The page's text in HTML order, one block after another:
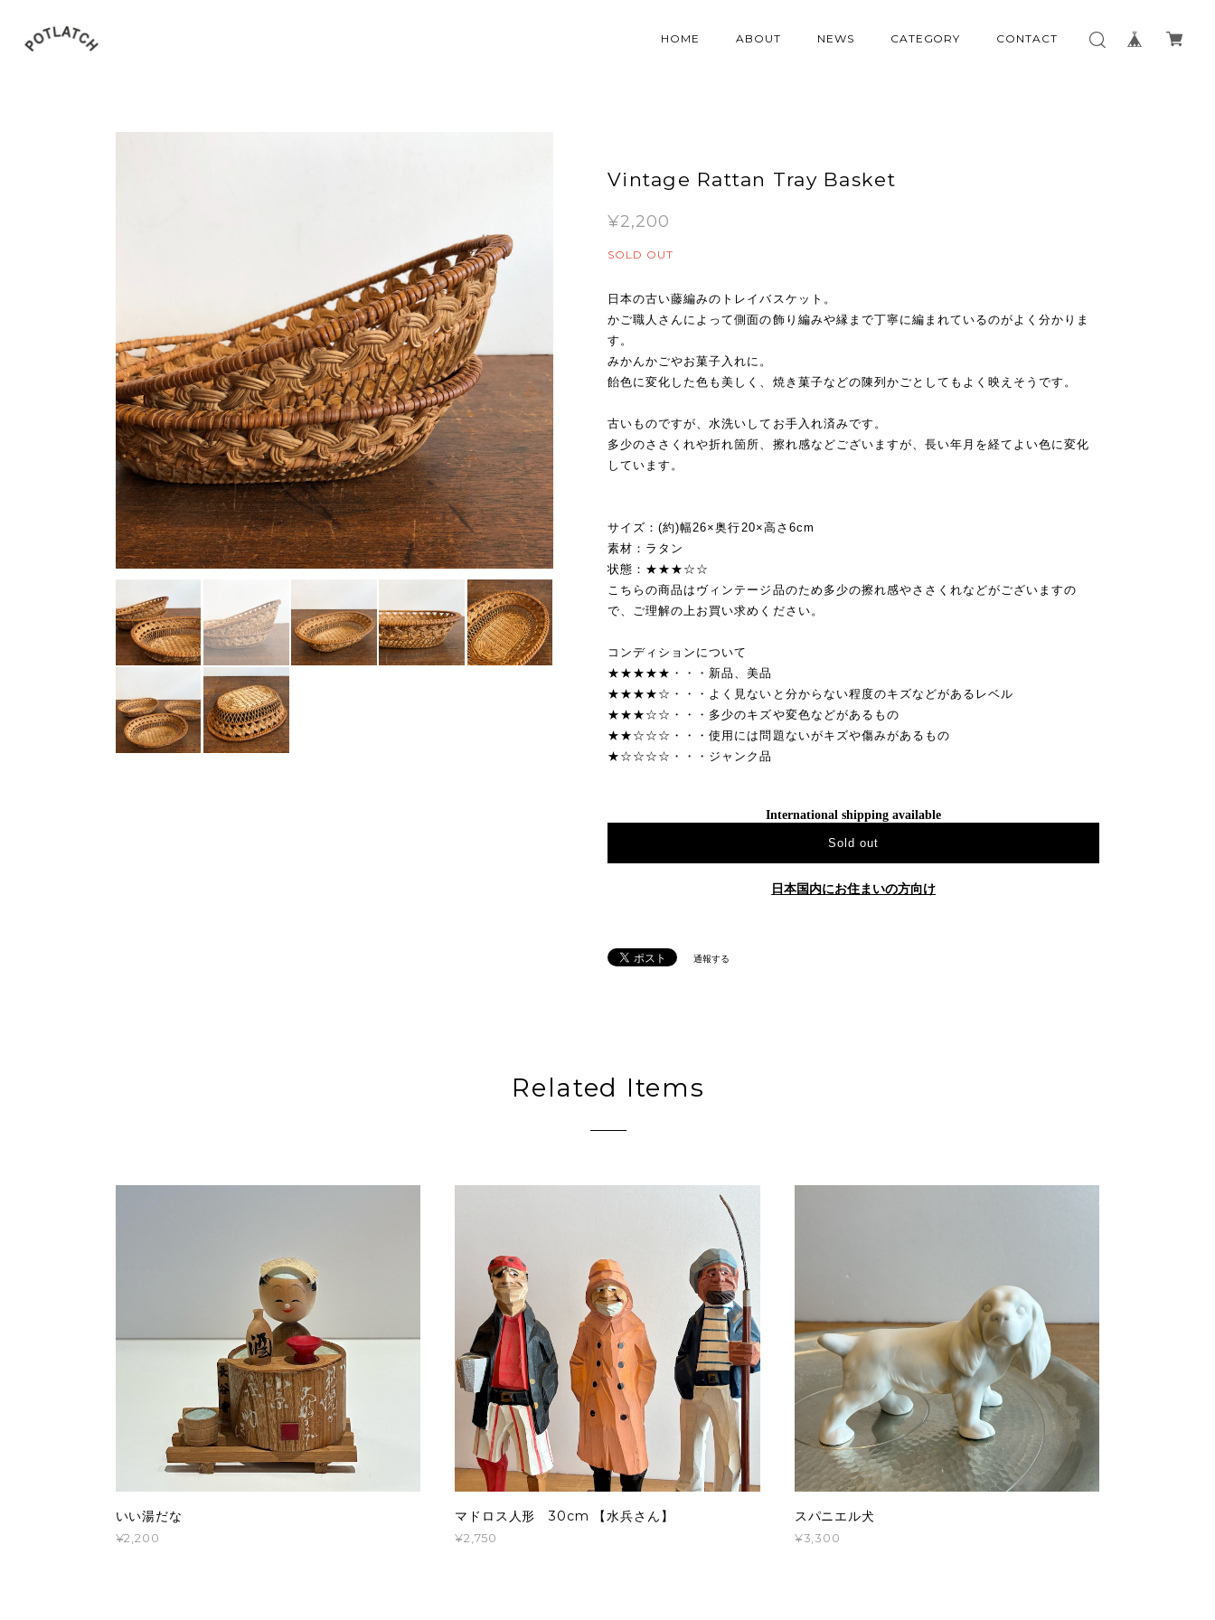
HOME ABOUT NEWS CATEGORY CONTACT
Vintage Rattan Tray Basket
¥2,200
SOLD OUT
日本の古い藤編みのトレイバスケット。
かご職人さんによって側面の飾り編みや縁まで丁寧に編まれているのがよく分かりま
す。
みかんかごやお菓子入れに。
飴色に変化した色も美しく、焼き菓子などの陳列かごとしてもよく映えそうです。
古いものですが、水洗いしてお手入れ済みです。
多少のささくれや折れ箇所、擦れ感などございますが、長い年月を経てよい色に変化
しています。
サイズ：(約)幅26×奥行20×高さ6cm
素材：ラタン
状態：★★★☆☆
こちらの商品はヴィンテージ品のため多少の擦れ感やささくれなどがございますの
で、ご理解の上お買い求めください。
コンディションについて
★★★★★・・・新品、美品
★★★★☆・・・よく見ないと分からない程度のキズなどがあるレベル
★★★☆☆・・・多少のキズや変色などがあるもの
★★☆☆☆・・・使用には問題ないがキズや傷みがあるもの
★☆☆☆☆・・・ジャンク品
International shipping available
Sold out
日本国内にお住まいの方向け
通報する
Related Items
いい湯だな
¥2,200
マドロス人形 30cm 【水兵さん】
¥2,750
スパニエル犬
¥3,300